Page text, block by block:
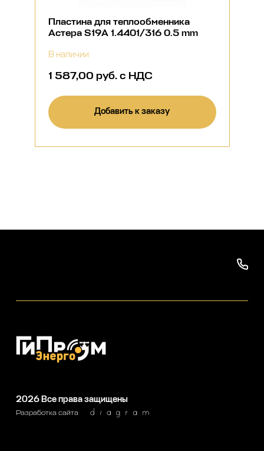
Пластина для теплообменника
Астера S19A 1.4401/316 0.5 mm
В наличии
1 587,00 руб. с НДС
Добавить к заказу
2026Все права защищены
Разработка сайта